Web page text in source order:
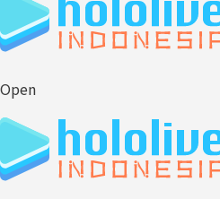
Open